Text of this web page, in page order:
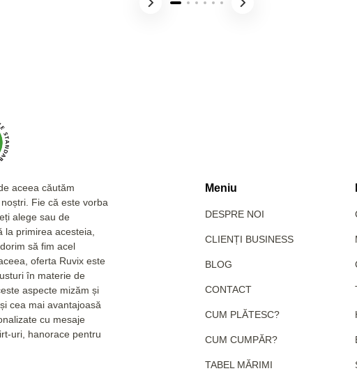
aceea căutăm
Fie că este vorba
alege sau de
primirea acesteia,
să fim acel
oferta Ruvix este
în materie de
aspecte mizăm și
cea mai avantajoasă
cu mesaje
uri, hanorace pentru
Meniu
DESPRE NOI
CLIENȚI BUSINESS
BLOG
CONTACT
CUM PLĂTESC?
CUM CUMPĂR?
TABEL MĂRIMI